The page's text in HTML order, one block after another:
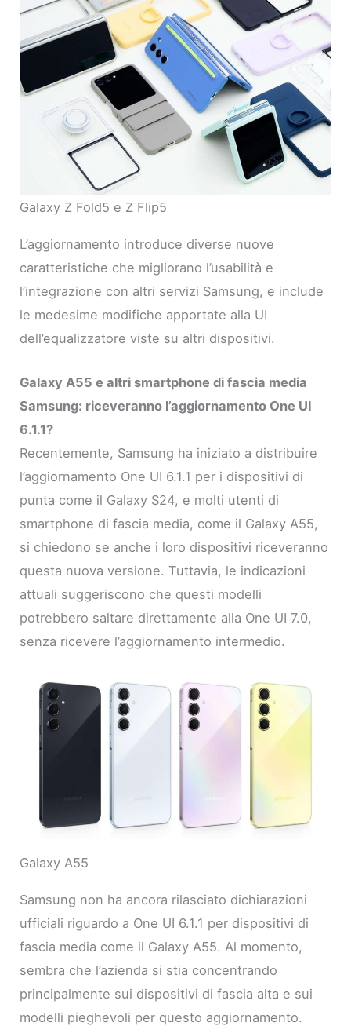
Galaxy Z Fold5 e Z Flip5
L’aggiornamento introduce diverse nuove
caratteristiche che migliorano l’usabilità e
l’integrazione con altri servizi Samsung, e include
le medesime modifiche apportate alla UI
dell’equalizzatore viste su altri dispositivi.
Galaxy A55 e altri smartphone di fascia media
Samsung: riceveranno l’aggiornamento One UI
6.1.1?
Recentemente, Samsung ha iniziato a distribuire
l’aggiornamento One UI 6.1.1 per i dispositivi di
punta come il Galaxy S24, e molti utenti di
smartphone di fascia media, come il Galaxy A55,
si chiedono se anche i loro dispositivi riceveranno
questa nuova versione. Tuttavia, le indicazioni
attuali suggeriscono che questi modelli
potrebbero saltare direttamente alla One UI 7.0,
senza ricevere l’aggiornamento intermedio.
Galaxy A55
Samsung non ha ancora rilasciato dichiarazioni
ufficiali riguardo a One UI 6.1.1 per dispositivi di
fascia media come il Galaxy A55. Al momento,
sembra che l’azienda si stia concentrando
principalmente sui dispositivi di fascia alta e sui
modelli pieghevoli per questo aggiornamento.